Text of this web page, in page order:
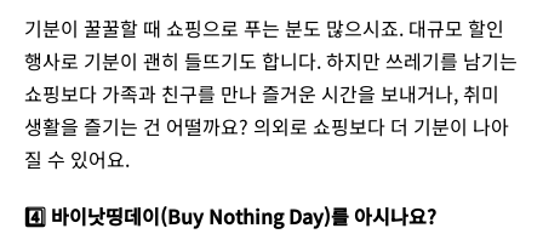
기분이 꿀꿀할 때 쇼핑으로 푸는 분도 많으시죠. 대규모 할인
행사로 기분이 괜히 들뜨기도 합니다. 하지만 쓰레기를 남기는
쇼핑보다 가족과 친구를 만나 즐거운 시간을 보내거나, 취미
생활을 즐기는 건 어떨까요? 의외로 쇼핑보다 더 기분이 나아
질 수 있어요.
4️⃣ 바이낫띵데이(Buy Nothing Day)를 아시나요?